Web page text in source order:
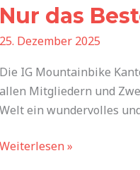
Nur das
25. Dezember 2025
Die IG Mountainbike
allen Mitgliedern und
Welt ein wundervolles
Beste
für
2026
Weiterlesen »